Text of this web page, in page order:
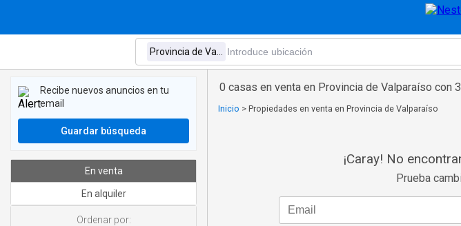
0 casas en venta en Provincia de Valparaíso con
Inicio > Propiedades en venta en Provincia de Valparaíso
¡Caray! No
Prueba
Recibe nuevos anuncios en tu
email
Guardar búsqueda
En venta
En alquiler
Ordenar por: